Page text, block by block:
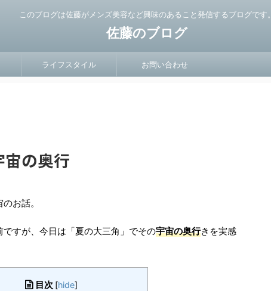
このブログは佐藤がメンズ美容など興味のあること発信するブログです。
佐藤のブログ
ライフスタイル お問い合わせ
の奥行
お話。
すが、今日は「夏の大三角」でその宇宙の奥行きを実感
目次 [hide]